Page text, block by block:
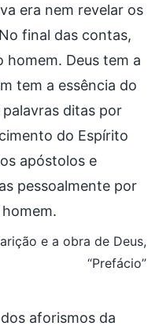
era nem revelar os
final das contas,
homem. Deus tem a
tem a essência do
ditas por
do Espírito
apóstolos e
pessoalmente por
e a obra de Deus,
“Prefácio”
aforismos da